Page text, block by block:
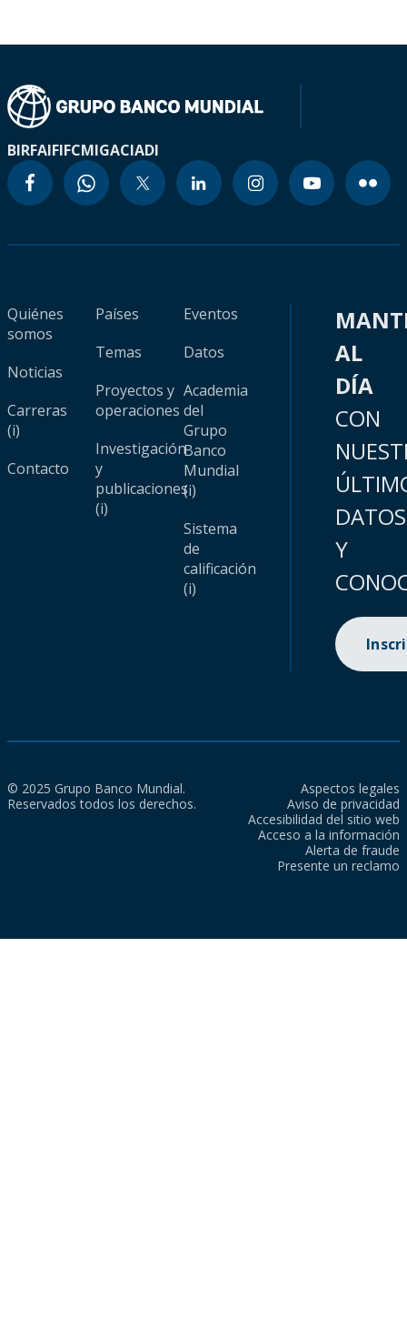
BIRFAIFIFCMIGACIADI
Quiénes
somos
Noticias
Carreras
(i)
Contacto
Países
Temas
Proyectos y
operaciones
Investigación
y
publicaciones
(i)
Eventos
Datos
Academia
del
Grupo
Banco
Mundial
(i)
Sistema
de
calificación
(i)
AL
DÍA
CON
DATOS
Y
© 2025 Grupo Banco Mundial.
Reservados todos los derechos.
Aspectos legales
Aviso de privacidad
Accesibilidad del sitio web
Acceso a la información
Alerta de fraude
Presente un reclamo